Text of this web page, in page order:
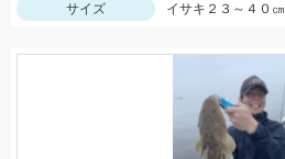
サイズ
イサキ２３～４０㎝